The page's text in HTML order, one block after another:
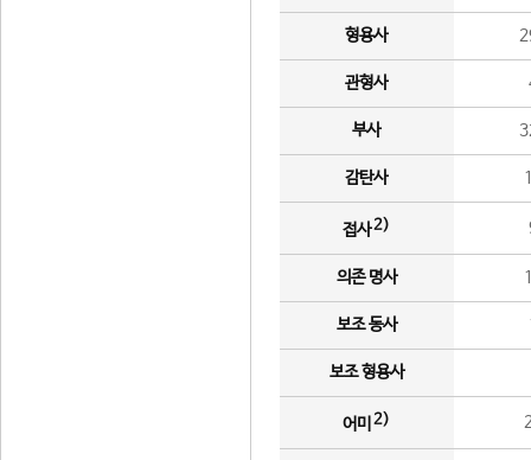
형용사
관형사
부사
감탄사
접사2)
의존 명사
보조 동사
보조 형용사
어미 2)